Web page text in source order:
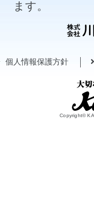
ます。
個人情報保護方針
Copyright©